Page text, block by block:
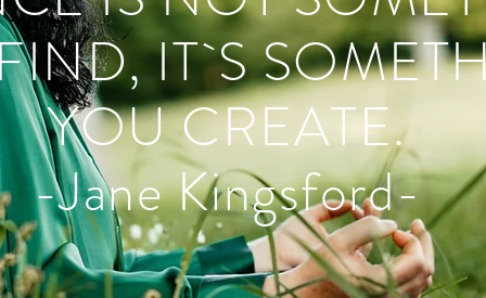
IT`S
YOUCREATE.
-Jane Kingsford-